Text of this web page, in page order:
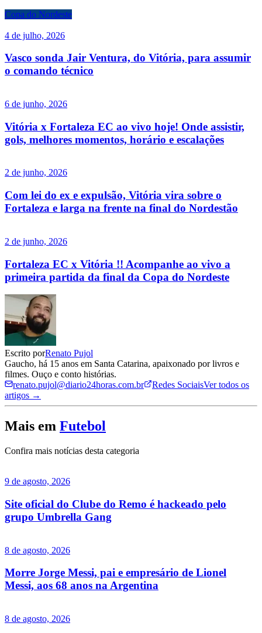
Copa do Nordeste
4 de julho, 2026
Vasco sonda Jair Ventura, do Vitória, para assumir
o comando técnico
6 de junho, 2026
Vitória x Fortaleza EC ao vivo hoje! Onde assistir,
gols, melhores momentos, horário e escalações
2 de junho, 2026
Com lei do ex e expulsão, Vitória vira sobre o
Fortaleza e larga na frente na final do Nordestão
2 de junho, 2026
Fortaleza EC x Vitória !! Acompanhe ao vivo a
primeira partida da final da Copa do Nordeste
Escrito porRenato Pujol
Gaucho, há 15 anos em Santa Catarina, apaixonado por livros e
filmes. Ouço e conto histórias.
renato.pujol@diario24horas.com.br
Redes SociaisVer todos os
artigos →
Mais em Futebol
Confira mais notícias desta categoria
9 de agosto, 2026
Site oficial do Clube do Remo é hackeado pelo
grupo Umbrella Gang
8 de agosto, 2026
Morre Jorge Messi, pai e empresário de Lionel
Messi, aos 68 anos na Argentina
8 de agosto, 2026